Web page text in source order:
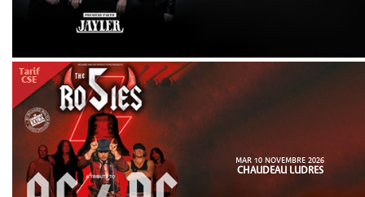
MAR 10 NOVEMBRE 2026
CHAUDEAU LUDRES